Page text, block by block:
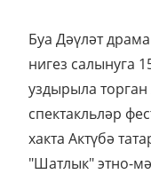
Буа Дәүләт
нигез салынуга
уздырыла
спектакльләр
хакта Актүбә
"Шатлык" этно-